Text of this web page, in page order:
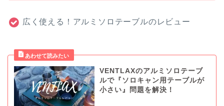
広く使える！アルミソロテーブルのレビュー
VENTLAXのアルミソロテーブ
ルで『ソロキャン用テーブルが
小さい』問題を解決！